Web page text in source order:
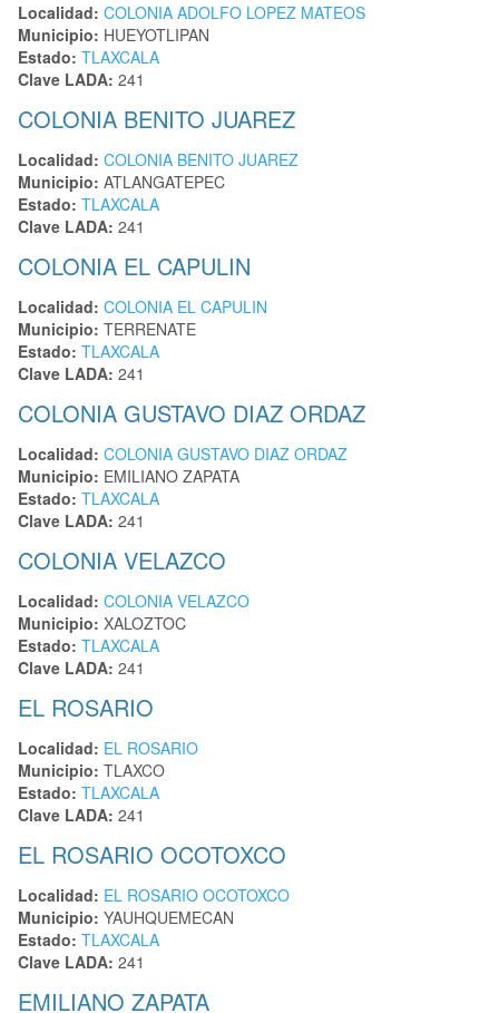
Localidad: COLONIA ADOLFO LOPEZ MATEOS
Municipio: HUEYOTLIPAN
Estado: TLAXCALA
Clave LADA: 241
COLONIA BENITO JUAREZ
Localidad: COLONIA BENITO JUAREZ
Municipio: ATLANGATEPEC
Estado: TLAXCALA
Clave LADA: 241
COLONIA EL CAPULIN
Localidad: COLONIA EL CAPULIN
Municipio: TERRENATE
Estado: TLAXCALA
Clave LADA: 241
COLONIA GUSTAVO DIAZ ORDAZ
Localidad: COLONIA GUSTAVO DIAZ ORDAZ
Municipio: EMILIANO ZAPATA
Estado: TLAXCALA
Clave LADA: 241
COLONIA VELAZCO
Localidad: COLONIA VELAZCO
Municipio: XALOZTOC
Estado: TLAXCALA
Clave LADA: 241
EL ROSARIO
Localidad: EL ROSARIO
Municipio: TLAXCO
Estado: TLAXCALA
Clave LADA: 241
EL ROSARIO OCOTOXCO
Localidad: EL ROSARIO OCOTOXCO
Municipio: YAUHQUEMECAN
Estado: TLAXCALA
Clave LADA: 241
EMILIANO ZAPATA